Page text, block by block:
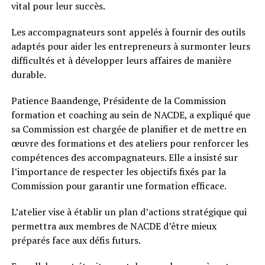
vital pour leur succès.
Les accompagnateurs sont appelés à fournir des outils
adaptés pour aider les entrepreneurs à surmonter leurs
difficultés et à développer leurs affaires de manière
durable.
Patience Baandenge, Présidente de la Commission
formation et coaching au sein de NACDE, a expliqué que
sa Commission est chargée de planifier et de mettre en
œuvre des formations et des ateliers pour renforcer les
compétences des accompagnateurs. Elle a insisté sur
l’importance de respecter les objectifs fixés par la
Commission pour garantir une formation efficace.
L’atelier vise à établir un plan d’actions stratégique qui
permettra aux membres de NACDE d’être mieux
préparés face aux défis futurs.